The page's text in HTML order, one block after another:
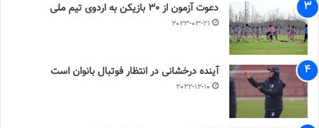
دعوت آزمون از 30 بازیکن به اردوی تیم ملی
2023-03-21
آینده درخشانی در انتظار فوتبال بانوان است
2022-12-10